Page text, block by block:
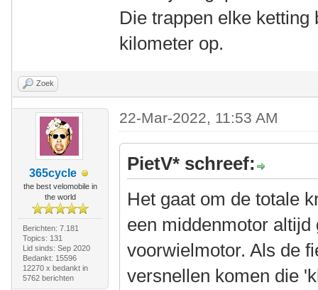
Die trappen elke
kilometer op.
Zoek
365cycle
the best velomobile in
the world
Berichten: 7.181
Topics: 131
Lid sinds: Sep 2020
Bedankt: 15596
12270 x bedankt in
5762 berichten
22-Mar-2022, 11:53 AM
PietV* schreef:
Het gaat om de totale
een middenmotor
voorwielmotor. Als de
versnellen komen die